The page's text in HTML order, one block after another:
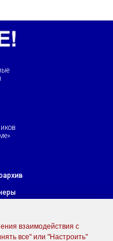
взаимодействия с
все" или "Настроить"